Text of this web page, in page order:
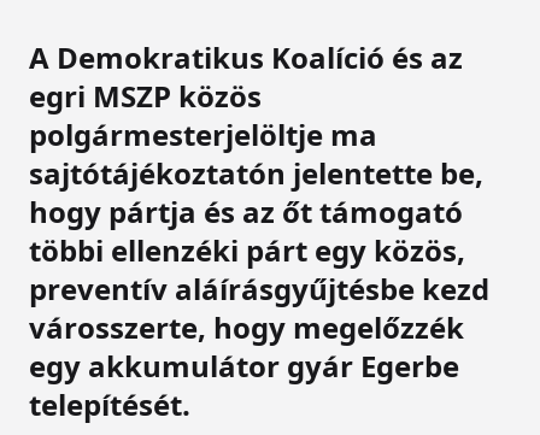
A Demokratikus Koalíció és az
egri MSZP közös
polgármesterjelöltje ma
sajtótájékoztatón jelentette be,
hogy pártja és az őt támogató
többi ellenzéki párt egy közös,
preventív aláírásgyűjtésbe kezd
városszerte, hogy megelőzzék
egy akkumulátor gyár Egerbe
telepítését.